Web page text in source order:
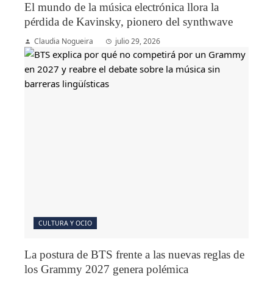
El mundo de la música electrónica llora la
pérdida de Kavinsky, pionero del synthwave
Claudia Nogueira julio 29, 2026
CULTURA Y OCIO
La postura de BTS frente a las nuevas reglas de
los Grammy 2027 genera polémica